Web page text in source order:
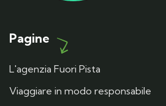
Pagine
L'agenzia Fuori Pista
Viaggiare in modo responsabile